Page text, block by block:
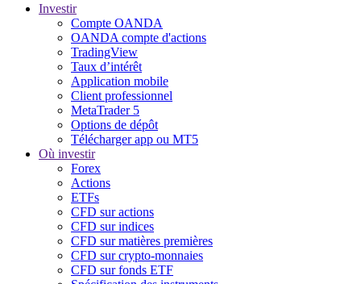
Investir
Compte OANDA
OANDA compte d'actions
TradingView
Taux d’intérêt
Application mobile
Client professionnel
MetaTrader 5
Options de dépôt
Télécharger app ou MT5
Où investir
Forex
Actions
ETFs
CFD sur actions
CFD sur indices
CFD sur matières premières
CFD sur crypto-monnaies
CFD sur fonds ETF